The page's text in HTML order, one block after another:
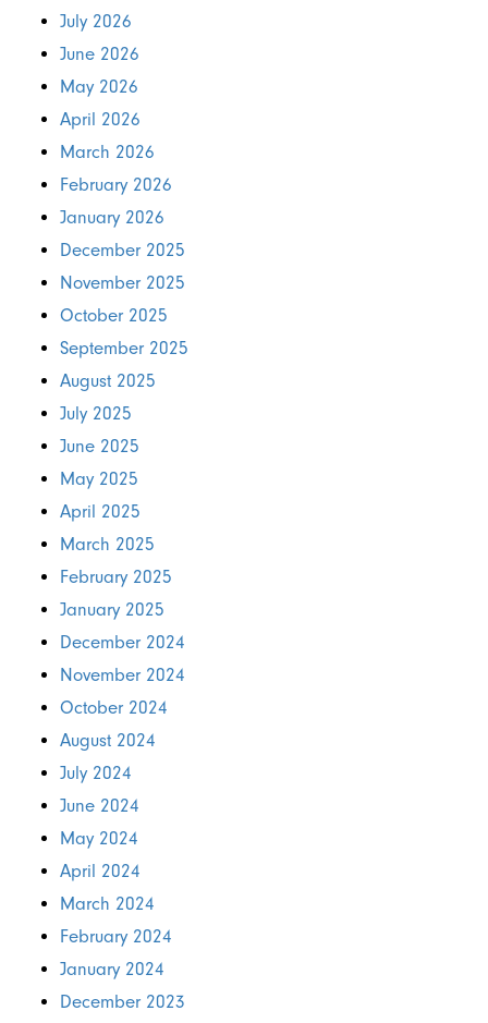
July 2026
June 2026
May 2026
April 2026
March 2026
February 2026
January 2026
December 2025
November 2025
October 2025
September 2025
August 2025
July 2025
June 2025
May 2025
April 2025
March 2025
February 2025
January 2025
December 2024
November 2024
October 2024
August 2024
July 2024
June 2024
May 2024
April 2024
March 2024
February 2024
January 2024
December 2023